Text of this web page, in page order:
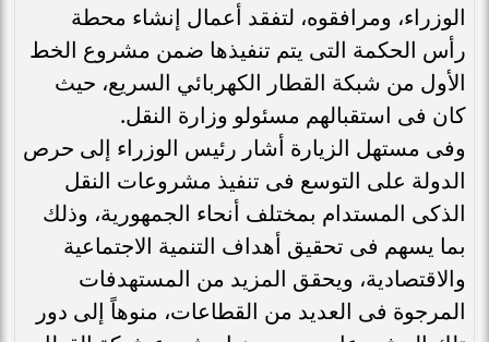
الوزراء، ومرافقوه، لتفقد أعمال إنشاء محطة
رأس الحكمة التى يتم تنفيذها ضمن مشروع الخط
الأول من شبكة القطار الكهربائي السريع، حيث
كان فى استقبالهم مسئولو وزارة النقل.
وفى مستهل الزيارة أشار رئيس الوزراء إلى حرص
الدولة على التوسع فى تنفيذ مشروعات النقل
الذكى المستدام بمختلف أنحاء الجمهورية، وذلك
بما يسهم فى تحقيق أهداف التنمية الاجتماعية
والاقتصادية، ويحقق المزيد من المستهدفات
المرجوة فى العديد من القطاعات، منوهاً إلى دور